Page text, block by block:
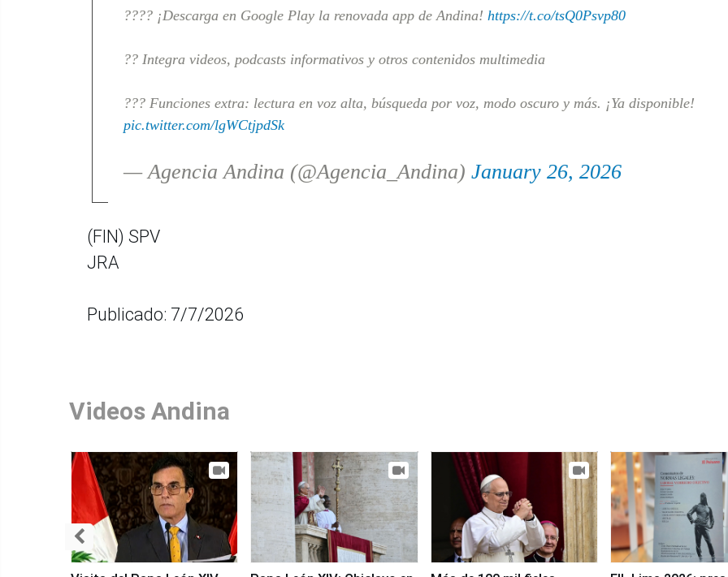
???? ¡Descarga en Google Play la renovada app de Andina! https://t.co/tsQ0Psvp80
?? Integra videos, podcasts informativos y otros contenidos multimedia
??? Funciones extra: lectura en voz alta, búsqueda por voz, modo oscuro y más. ¡Ya disponible!
pic.twitter.com/lgWCtjpdSk
— Agencia Andina (@Agencia_Andina) January 26, 2026
(FIN) SPV
JRA
Publicado: 7/7/2026
Videos Andina